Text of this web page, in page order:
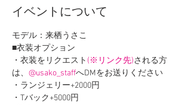
イベントについて
モデル：来栖うさこ
■衣装オプション
・衣装をリクエスト (※リンク先)される方
は、 @usako_staffへDMをお送りください
・ランジェリー+2000円
・Tバック+5000円